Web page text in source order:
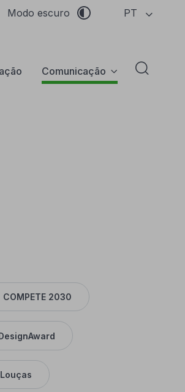
Modo escuro PT
Comunicação Abrir
COMPETE 2030